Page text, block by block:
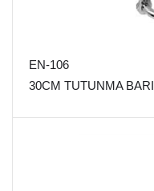
EN-106
30CM TUTUNMA BARI